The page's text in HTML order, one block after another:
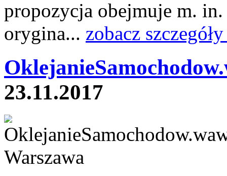
propozycja obejmuje m.
orygina... zobacz
23.11.2017